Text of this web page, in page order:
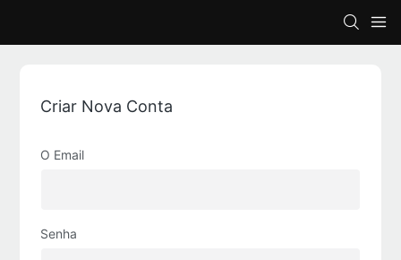
Criar Nova Conta
O Email
Senha